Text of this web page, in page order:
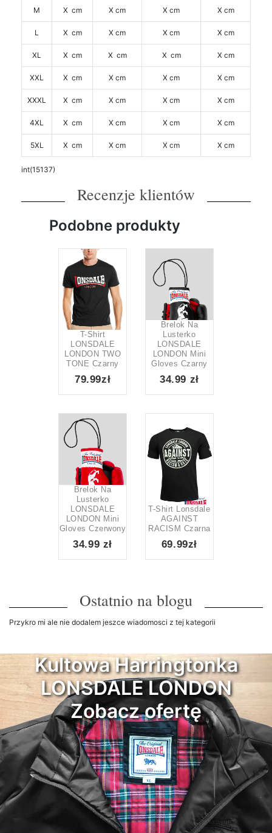
M X cm X cm X cm X cm
L X cm X cm X cm X cm
XL X cm X cm X cm X cm
XXL X cm X cm X cm X cm
XXXL X cm X cm X cm X cm
4XL X cm X cm X cm X cm
5XL X cm X cm X cm X cm
int(15137)
Recenzje klientów
Podobne produkty
T-Shirt
LONSDALE
LONDON TWO
TONE Czarny
79.99zł
Brelok Na
Lusterko
LONSDALE
LONDON Mini
Gloves Czarny
34.99 zł
Brelok Na
Lusterko
LONSDALE
LONDON Mini
Gloves Czerwony
34.99 zł
T-Shirt Lonsdale
AGAINST
RACISM Czarna
69.99zł
Ostatnio na blogu
Przykro mi ale nie dodalem jeszce wiadomosci z tej kategorii
Kultowa Harringtonka
LONSDALE LONDON
Zobacz ofertę